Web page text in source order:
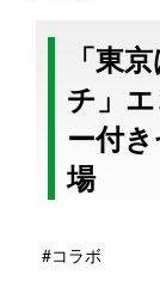
「東
チ」
ー付
場
#コラボ